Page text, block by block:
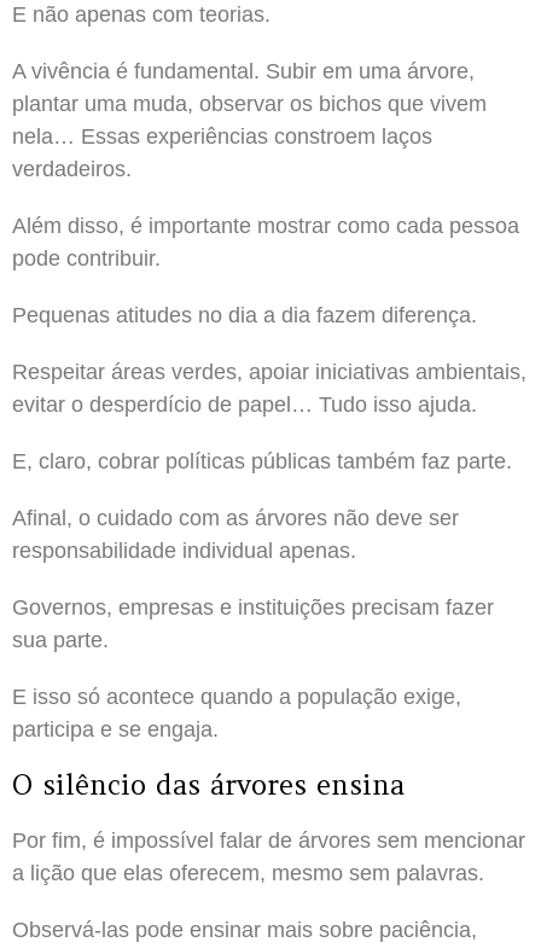
E não apenas com teorias.
A vivência é fundamental. Subir em uma árvore,
plantar uma muda, observar os bichos que vivem
nela… Essas experiências constroem laços
verdadeiros.
Além disso, é importante mostrar como cada pessoa
pode contribuir.
Pequenas atitudes no dia a dia fazem diferença.
Respeitar áreas verdes, apoiar iniciativas ambientais,
evitar o desperdício de papel… Tudo isso ajuda.
E, claro, cobrar políticas públicas também faz parte.
Afinal, o cuidado com as árvores não deve ser
responsabilidade individual apenas.
Governos, empresas e instituições precisam fazer
sua parte.
E isso só acontece quando a população exige,
participa e se engaja.
O silêncio das árvores ensina
Por fim, é impossível falar de árvores sem mencionar
a lição que elas oferecem, mesmo sem palavras.
Observá-las pode ensinar mais sobre paciência,